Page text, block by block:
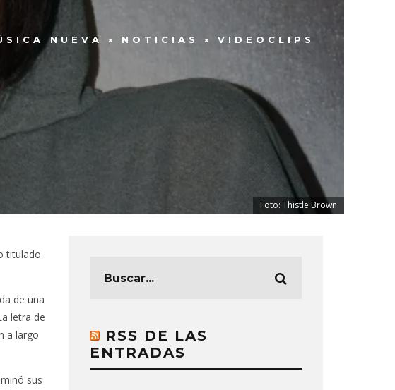
NUEVA NOTICIAS VIDEOCLIPS
Foto: Thistle Brown
titulado
de una
letra de
a largo
sus
RSS DE LAS
ENTRADAS